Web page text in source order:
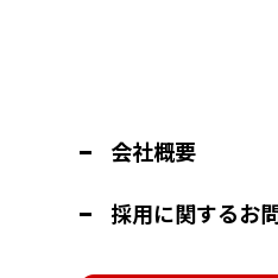
会社概要
採用に関するお